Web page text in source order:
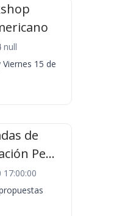
null
Viernes 15 de
de
Pe...
17:00:00